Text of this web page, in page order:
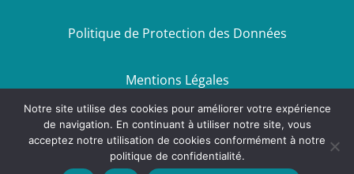
Politique de Protection des Données
Mentions Légales
Notre site utilise des cookies pour améliorer votre expérience
de navigation. En continuant à utiliser notre site, vous
acceptez notre utilisation de cookies conformément à notre
politique de confidentialité.